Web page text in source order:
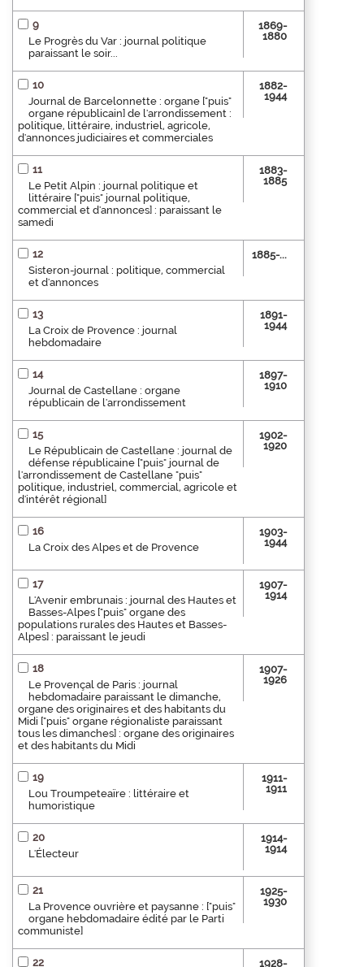
9
Le Progrès du Var : journal politique
paraissant le soir...
1869-
1880
10
Journal de Barcelonnette : organe ["puis"
organe républicain] de l'arrondissement :
politique, littéraire, industriel, agricole,
d'annonces judiciaires et commerciales
1882-
1944
11
Le Petit Alpin : journal politique et
littéraire ["puis" journal politique,
commercial et d'annonces] : paraissant le
samedi
1883-
1885
12
Sisteron-journal : politique, commercial
et d'annonces
1885-...
13
La Croix de Provence : journal
hebdomadaire
1891-
1944
14
Journal de Castellane : organe
républicain de l'arrondissement
1897-
1910
15
Le Républicain de Castellane : journal de
défense républicaine ["puis" journal de
l'arrondissement de Castellane "puis"
politique, industriel, commercial, agricole et
d'intérêt régional]
1902-
1920
16
La Croix des Alpes et de Provence
1903-
1944
17
L'Avenir embrunais : journal des Hautes et
Basses-Alpes ["puis" organe des
populations rurales des Hautes et Basses-
Alpes] : paraissant le jeudi
1907-
1914
18
Le Provençal de Paris : journal
hebdomadaire paraissant le dimanche,
organe des originaires et des habitants du
Midi ["puis" organe régionaliste paraissant
tous les dimanches] : organe des originaires
et des habitants du Midi
1907-
1926
19
Lou Troumpeteaïre : littéraire et
humoristique
1911-
1911
20
L'Électeur
1914-
1914
21
La Provence ouvrière et paysanne : ["puis"
organe hebdomadaire édité par le Parti
communiste]
1925-
1930
22 1928-